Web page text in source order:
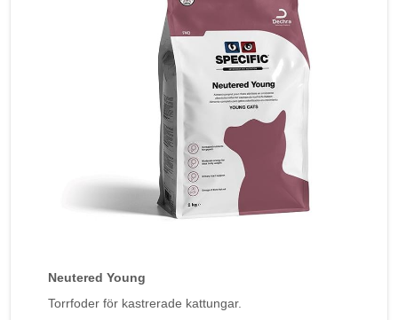
Neutered Young
Torrfoder för kastrerade kattungar.